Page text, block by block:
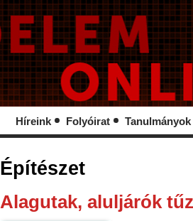
Híreink Folyóirat Tanulmányok
Építészet
Alagutak, aluljárók